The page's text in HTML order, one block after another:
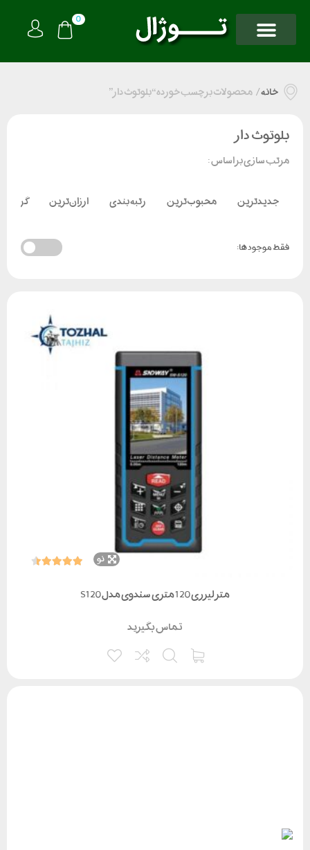
0
خانه/ محصولات برچسب خورده “بلوتوث دار”
بلوتوث دار
مرتب سازی بر اساس :
جدیدترین محبوب‌ترین رتبه بندی ارزان‌ترین
فقط موجود ها:
نو
متر لیزری 120 متری سندوی مدل S120
تماس بگیرید